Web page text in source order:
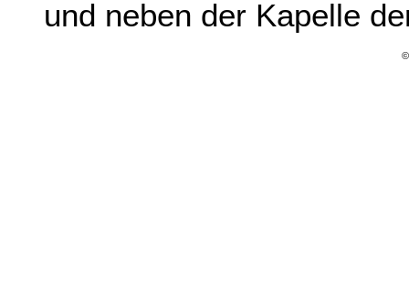
und neben der Kapelle
©